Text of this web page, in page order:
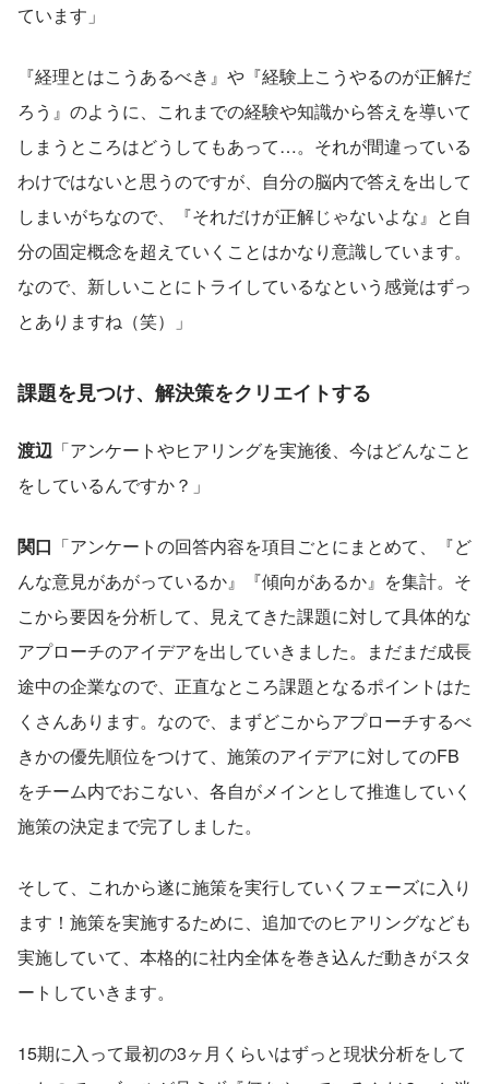
ています」
『経理とはこうあるべき』や『経験上こうやるのが正解だ
ろう』のように、これまでの経験や知識から答えを導いて
しまうところはどうしてもあって…。それが間違っている
わけではないと思うのですが、自分の脳内で答えを出して
しまいがちなので、『それだけが正解じゃないよな』と自
分の固定概念を超えていくことはかなり意識しています。
なので、新しいことにトライしているなという感覚はずっ
とありますね（笑）」
課題を見つけ、解決策をクリエイトする
渡辺 「アンケートやヒアリングを実施後、今はどんなこと
をしているんですか？」
関口 「アンケートの回答内容を項目ごとにまとめて、『ど
んな意見があがっているか』『傾向があるか』を集計。そ
こから要因を分析して、見えてきた課題に対して具体的な
アプローチのアイデアを出していきました。まだまだ成長
途中の企業なので、正直なところ課題となるポイントはた
くさんあります。なので、まずどこからアプローチするべ
きかの優先順位をつけて、施策のアイデアに対してのFB
をチーム内でおこない、各自がメインとして推進していく
施策の決定まで完了しました。
そして、これから遂に施策を実行していくフェーズに入り
ます！施策を実施するために、追加でのヒアリングなども
実施していて、本格的に社内全体を巻き込んだ動きがスタ
ートしていきます。
15期に入って最初の3ヶ月くらいはずっと現状分析をして